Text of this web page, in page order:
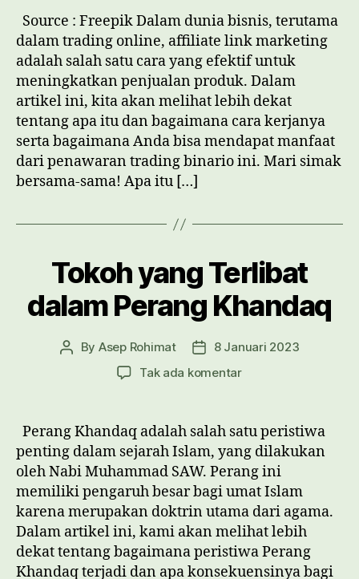
Trading
Binario:
Affiliate
Link
Marketing
Source : Freepik Dalam dunia bisnis, terutama
dalam trading online, affiliate link marketing
adalah salah satu cara yang efektif untuk
meningkatkan penjualan produk. Dalam
artikel ini, kita akan melihat lebih dekat
tentang apa itu dan bagaimana cara kerjanya
serta bagaimana Anda bisa mendapat manfaat
dari penawaran trading binario ini. Mari simak
bersama-sama! Apa itu […]
Tokoh yang Terlibat
dalam Perang Khandaq
Post
By Asep Rohimat
Post8 Januari 2023
Tak ada komentarpada
Terlibat
dalam
Perang
Khandaq
Perang Khandaq adalah salah satu peristiwa
penting dalam sejarah Islam, yang dilakukan
oleh Nabi Muhammad SAW. Perang ini
memiliki pengaruh besar bagi umat Islam
karena merupakan doktrin utama dari agama.
Dalam artikel ini, kami akan melihat lebih
dekat tentang bagaimana peristiwa Perang
Khandaq terjadi dan apa konsekuensinya bagi